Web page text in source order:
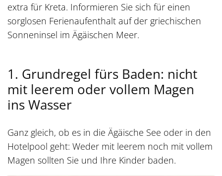
extra für Kreta. Informieren Sie sich für einen
sorglosen Ferienaufenthalt auf der griechischen
Sonneninsel im Ägäischen Meer.
1. Grundregel fürs Baden: nicht
mit leerem oder vollem Magen
ins Wasser
Ganz gleich, ob es in die Ägäische See oder in den
Hotelpool geht: Weder mit leerem noch mit vollem
Magen sollten Sie und Ihre Kinder baden.